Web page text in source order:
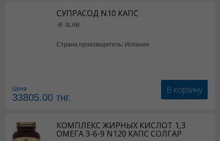
СУПРАСОД N10 КАПС
-IF 3LAB
Страна производитель: Испания
Цена
33805.00 тнг.
В корзину
КОМПЛЕКС ЖИРНЫХ КИСЛОТ 1,3
ОМЕГА 3-6-9 N120 КАПС СОЛГАР